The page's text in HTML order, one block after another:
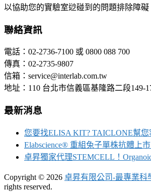
以協助您的實驗室逤碰到的問題排除障礙
聯絡資訊
電話：02-2736-7100 或 0800 088 700
傳真：02-2735-9807
信箱：service@interlab.com.tw
地址：110 台北市信義區基隆路二段149-
最新消息
您要找ELISA KIT? TAICLONE幫您
Elabscience® 重組兔子單株抗體上
卓昇獨家代理STEMCELL！
Copyright © 2026 卓昇有限公司-最專業科
rights reserved.